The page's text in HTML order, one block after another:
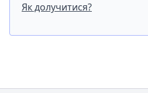
Як долучитися?